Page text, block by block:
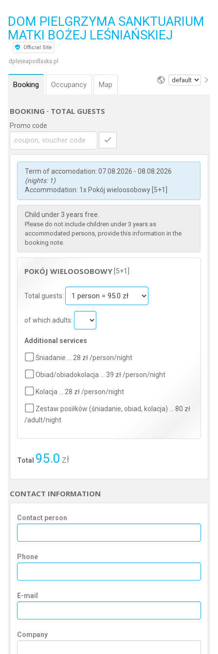
DOM PIELGRZYMA SANKTUARIUM
MATKI BOŻEJ LEŚNIAŃSKIEJ
Official Site
dplesnapodlaska.pl
Booking Occupancy Map
BOOKING · TOTAL GUESTS
Promo code
Term of accomodation: 07.08.2026 - 08.08.2026
(nights: 1)
Accommodation: 1x Pokój wieloosobowy [5+1]
Child under 3 years free.
Please do not include children under 3 years as
accommodated persons, provide this information in the
booking note.
POKÓJ WIELOOSOBOWY [5+1]
Total guests:
of which adults:
Additional services
Śniadanie … 28 zł /person/night
Obiad/obiadokolacja … 39 zł /person/night
Kolacja … 28 zł /person/night
Zestaw posiłków (śniadanie, obiad, kolacja) … 80 zł
/adult/night
Total 95.0 zł
CONTACT INFORMATION
Contact person
Phone
E-mail
Company